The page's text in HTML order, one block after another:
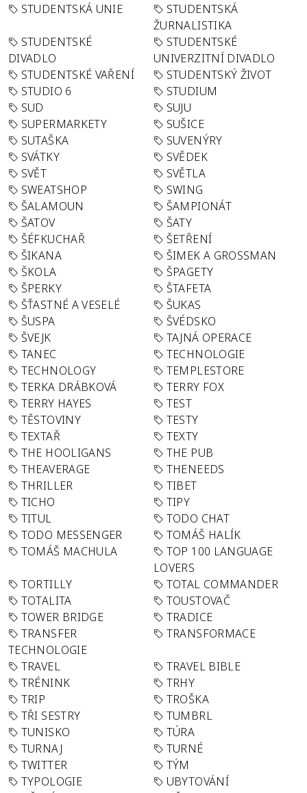
STUDENTSKÁ UNIE
STUDENTSKÁ
ŽURNALISTIKA
STUDENTSKÉ
DIVADLO
STUDENTSKÉ
UNIVERZITNÍ DIVADLO
STUDENTSKÉ VAŘENÍ
STUDENTSKÝ ŽIVOT
STUDIO 6
STUDIUM
SUD
SUJU
SUPERMARKETY
SUŠICE
SUTAŠKA
SUVENÝRY
SVÁTKY
SVĚDEK
SVĚT
SVĚTLA
SWEATSHOP
SWING
ŠALAMOUN
ŠAMPIONÁT
ŠATOV
ŠATY
ŠÉFKUCHAŘ
ŠETŘENÍ
ŠIKANA
ŠIMEK A GROSSMAN
ŠKOLA
ŠPAGETY
ŠPERKY
ŠTAFETA
ŠŤASTNÉ A VESELÉ
ŠUKAS
ŠUSPA
ŠVÉDSKO
ŠVEJK
TAJNÁ OPERACE
TANEC
TECHNOLOGIE
TECHNOLOGY
TEMPLESTORE
TERKA DRÁBKOVÁ
TERRY FOX
TERRY HAYES
TEST
TĚSTOVINY
TESTY
TEXTAŘ
TEXTY
THE HOOLIGANS
THE PUB
THEAVERAGE
THENEEDS
THRILLER
TIBET
TICHO
TIPY
TITUL
TODO CHAT
TODO MESSENGER
TOMÁŠ HALÍK
TOMÁŠ MACHULA
TOP 100 LANGUAGE
LOVERS
TORTILLY
TOTAL COMMANDER
TOTALITA
TOUSTOVAČ
TOWER BRIDGE
TRADICE
TRANSFER
TECHNOLOGIE
TRANSFORMACE
TRAVEL
TRAVEL BIBLE
TRÉNINK
TRHY
TRIP
TROŠKA
TŘI SESTRY
TUMBRL
TUNISKO
TÚRA
TURNAJ
TURNÉ
TWITTER
TÝM
TYPOLOGIE
UBYTOVÁNÍ